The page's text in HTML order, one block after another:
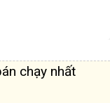
chạy nhất